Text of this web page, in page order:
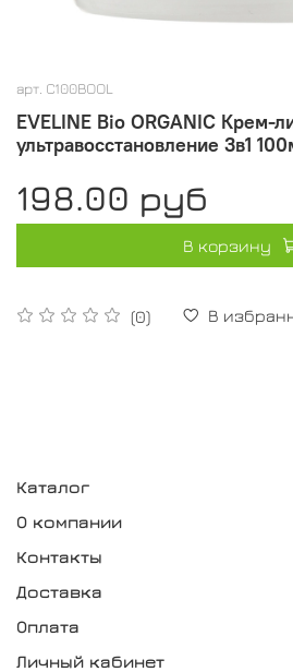
арт. C100BOOL
EVELINE Bio ORGANIC Крем-
ультравосстановление 3в1
(0) В
198.00 руб
В корзину
Каталог
О компании
Контакты
Доставка
Оплата
Личный кабинет